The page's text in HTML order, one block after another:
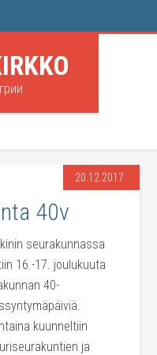
20.12.2017
40v
seurakunnassa
16.-17. joulukuuta
40-
kuunneltiin
ja